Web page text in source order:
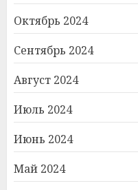
Октябрь 2024
Сентябрь 2024
Август 2024
Июль 2024
Июнь 2024
Май 2024